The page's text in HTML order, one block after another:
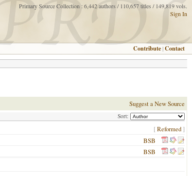
Primary Source Collection : 6,442 authors / 110,657 titles / 149,819 vols.
Sign In
Contribute |Contact
Suggest a New Source
Sort:
[Reformed ]
BSB
BSB